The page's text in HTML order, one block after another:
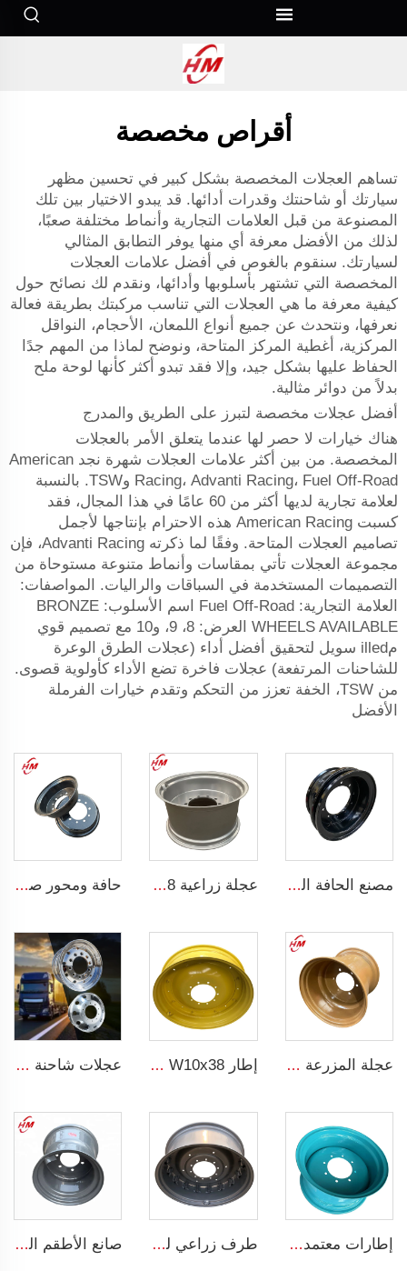
أقراص مخصصة
تساهم العجلات المخصصة بشكل كبير في تحسين مظهر
سيارتك أو شاحنتك وقدرات أدائها. قد يبدو الاختيار بين تلك
المصنوعة من قبل العلامات التجارية وأنماط مختلفة صعبًا،
لذلك من الأفضل معرفة أي منها يوفر التطابق المثالي
لسيارتك. سنقوم بالغوص في أفضل علامات العجلات
المخصصة التي تشتهر بأسلوبها وأدائها، ونقدم لك نصائح حول
كيفية معرفة ما هي العجلات التي تناسب مركبتك بطريقة فعالة
نعرفها، ونتحدث عن جميع أنواع اللمعان، الأحجام، النواقل
المركزية، أغطية المركز المتاحة، ونوضح لماذا من المهم جدًا
الحفاظ عليها بشكل جيد، وإلا فقد تبدو أكثر كأنها لوحة ملح
بدلاً من دوائر مثالية.
أفضل عجلات مخصصة لتبرز على الطريق والمدرج
هناك خيارات لا حصر لها عندما يتعلق الأمر بالعجلات
المخصصة. من بين أكثر علامات العجلات شهرة نجد American
Racing، Advanti Racing، Fuel Off-Road وTSW. بالنسبة
لعلامة تجارية لديها أكثر من 60 عامًا في هذا المجال، فقد
كسبت American Racing هذه الاحترام بإنتاجها لأجمل
تصاميم العجلات المتاحة. وفقًا لما ذكرته Advanti Racing، فإن
مجموعة العجلات تأتي بمقاسات وأنماط متنوعة مستوحاة من
التصميمات المستخدمة في السباقات والراليات. المواصفات:
العلامة التجارية: Fuel Off-Road اسم الأسلوب: BRONZE
WHEELS AVAILABLE العرض: 8، 9، و10 مع تصميم قوي
مilled سويل لتحقيق أفضل أداء (عجلات الطرق الوعرة
للشاحنات المرتفعة) عجلات فاخرة تضع الأداء كأولوية قصوى.
من TSW، الخفة تعزز من التحكم وتقدم خيارات الفرملة
الأفضل
مصنع الحافة الصيني حافات وعجلات مخصصة 8.5-20 حافات فولاذية للشاحنات إطارات شاحنة 1200-20 عجلة زراعية w15*28 ربط أجزاء آلات زراعية w15*28 حلقات فولاذية للإطارات الزراعية 16.9-28 حافة ومحور صيني لمكونات الشوكة 2 قطعة عجلات 5.00F-10 للعجلات الحجم 650-10 لاطارات شاحنة الشوكة
عجلة المزرعة للجرار حجم 16x17 إطارات فولاذية زراعية للأحجام 500/50-17 للإطارات إطار W10x38 أطراف فولاذية زراعية للإطار 11.2-38 مصنعي أطراف الجرارات عجلات شاحنة من مادة الألمنيوم حجم 22.5 عجلات ألومنيوم
إطارات معتمدة من المصنع لإطارات الجرارات W12x24 إطارات فولاذية زراعية للإطارات 13.6-24 طرف زراعي لجرار W15x38 إطار 16.9-38 آلات زراعية صانع الأطقم الصيني أطقم جرارات زراعية مقاس 13x17 لمقطورات الجرارات للإطارات 15.0/55-17